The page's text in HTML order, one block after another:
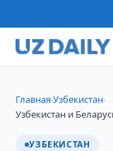
Главная›Узбекистан›
Узбекистан и
УЗБЕКИСТАН